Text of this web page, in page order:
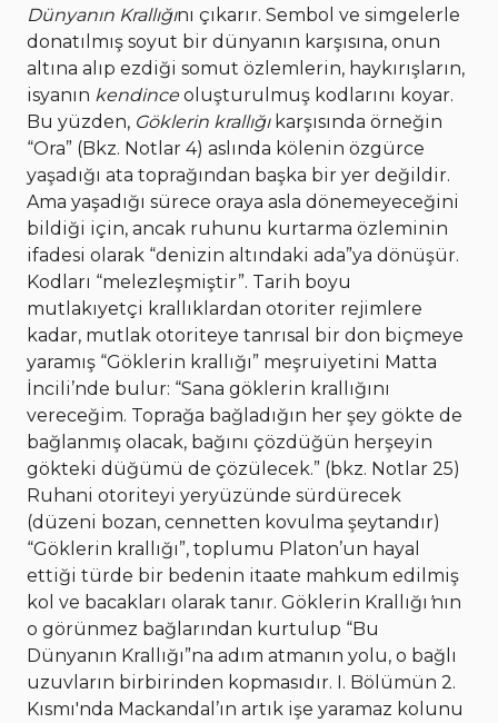
Dünyanın Krallığını çıkarır. Sembol ve simgelerle
donatılmış soyut bir dünyanın karşısına, onun
altına alıp ezdiği somut özlemlerin, haykırışların,
isyanın kendinceoluşturulmuş kodlarını koyar.
Bu yüzden, Göklerin krallığıkarşısında örneğin
“Ora” (Bkz. Notlar 4) aslında kölenin özgürce
yaşadığı ata toprağından başka bir yer değildir.
Ama yaşadığı sürece oraya asla dönemeyeceğini
bildiği için, ancak ruhunu kurtarma özleminin
ifadesi olarak “denizin altındaki ada”ya dönüşür.
Kodları “melezleşmiştir”. Tarih boyu
mutlakıyetçi krallıklardan otoriter rejimlere
kadar, mutlak otoriteye tanrısal bir don biçmeye
yaramış “Göklerin krallığı” meşruiyetini Matta
İncili’nde bulur: “Sana göklerin krallığını
vereceğim. Toprağa bağladığın her şey gökte de
bağlanmış olacak, bağını çözdüğün herşeyin
gökteki düğümü de çözülecek.” (bkz. Notlar 25)
Ruhani otoriteyi yeryüzünde sürdürecek
(düzeni bozan, cennetten kovulma şeytandır)
“Göklerin krallığı”, toplumu Platon’un hayal
ettiği türde bir bedenin itaate mahkum edilmiş
kol ve bacakları olarak tanır. Göklerin Krallığı nın
o görünmez bağlarından kurtulup “Bu
Dünyanın Krallığı”na adım atmanın yolu, o bağlı
uzuvların birbirinden kopmasıdır. I. Bölümün 2.
Kısmı'nda Mackandal’ın artık işe yaramaz kolunu